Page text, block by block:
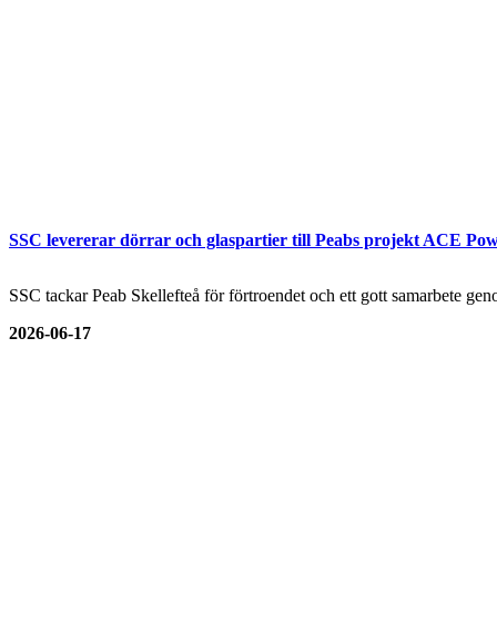
SSC levererar dörrar och glaspartier till Peabs projekt ACE
SSC tackar Peab Skellefteå för förtroendet och ett gott samarbete
2026-06-17